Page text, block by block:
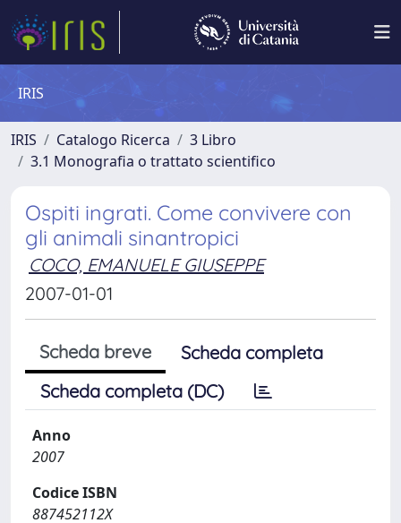
IRIS
IRIS Catalogo Ricerca
3 Libro
3.1 Monografia o trattato scientifico
Ospiti ingrati. Come convivere con
gli animali sinantropici
COCO, EMANUELE GIUSEPPE
2007-01-01
Scheda breve
Scheda completa
Scheda completa (DC)
Anno
2007
Codice ISBN
887452112X